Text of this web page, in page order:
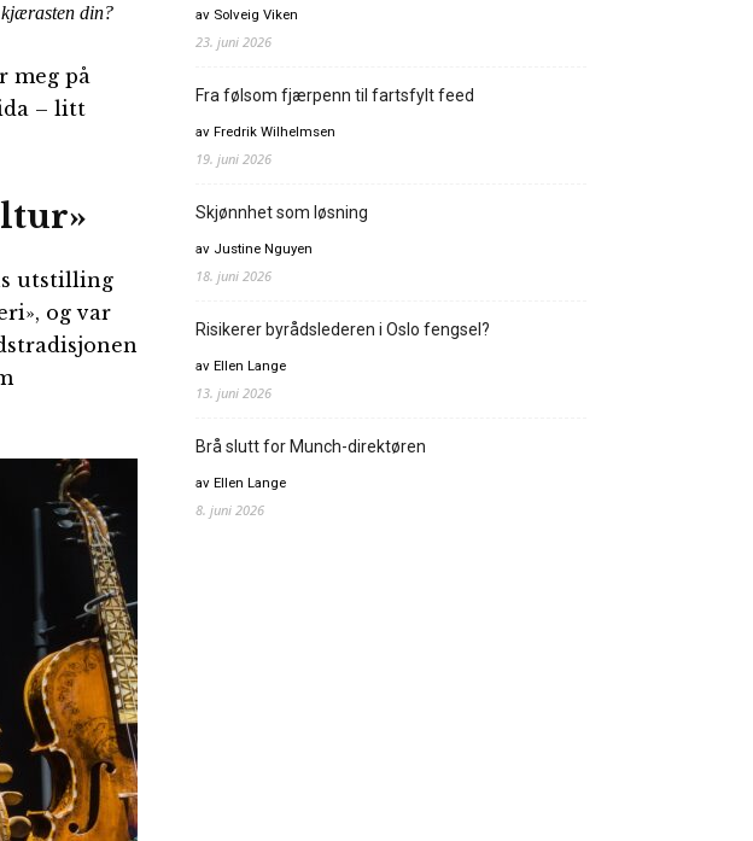
din?
meg på
– litt
utstilling
og var
av Solveig Viken
23. juni 2026
Fra følsom fjærpenn til fartsfylt feed
av Fredrik Wilhelmsen
19. juni 2026
Skjønnhet som løsning
av Justine Nguyen
18. juni 2026
Risikerer byrådslederen i Oslo fengsel?
av Ellen Lange
13. juni 2026
Brå slutt for Munch-direktøren
av Ellen Lange
8. juni 2026